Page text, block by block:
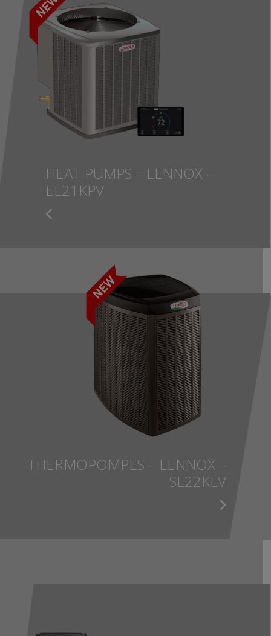
HEAT PUMPS – LENNOX –
EL21KPV
THERMOPOMPES – LENNOX –
SL22KLV